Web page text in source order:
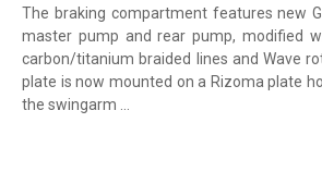
The braking compartment features new
master pump and rear pump, modified
carbon/titanium braided lines and Wave
plate is now mounted on a Rizoma plate
the swingarm ...